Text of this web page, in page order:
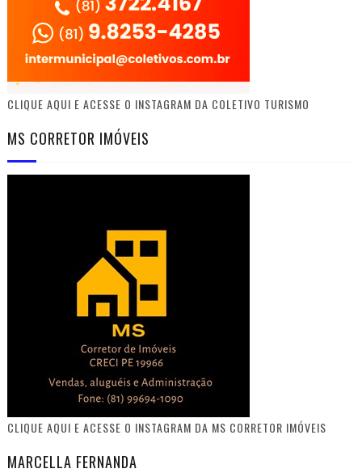
CLIQUE AQUI E ACESSE O INSTAGRAM DA COLETIVO TURISMO
MS CORRETOR IMÓVEIS
CLIQUE AQUI E ACESSE O INSTAGRAM DA MS CORRETOR IMÓVEIS
MARCELLA FERNANDA